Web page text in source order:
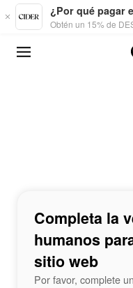
Skip to main content
¿Por qué pagar
Obtén un 15% de
Completa la
humanos
sitio web
Por favor, complete